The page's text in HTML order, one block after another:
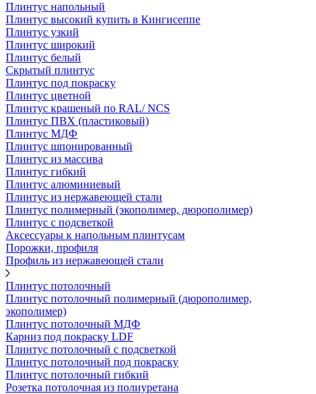
Плинтус напольный
Плинтус высокий купить в Кингисеппе
Плинтус узкий
Плинтус широкий
Плинтус белый
Скрытый плинтус
Плинтус под покраску
Плинтус цветной
Плинтус крашеный по RAL/ NCS
Плинтус ПВХ (пластиковый)
Плинтус МДФ
Плинтус шпонированный
Плинтус из массива
Плинтус гибкий
Плинтус алюминиевый
Плинтус из нержавеющей стали
Плинтус полимерный (экополимер, дюрополимер)
Плинтус с подсветкой
Аксессуары к напольным плинтусам
Порожки, профиля
Профиль из нержавеющей стали
Плинтус потолочный
Плинтус потолочный полимерный (дюрополимер,
экополимер)
Плинтус потолочный МДФ
Карниз под покраску LDF
Плинтус потолочный с подсветкой
Плинтус потолочный под покраску
Плинтус потолочный гибкий
Розетка потолочная из полиуретана